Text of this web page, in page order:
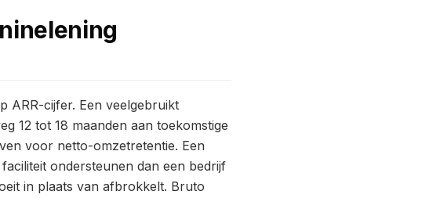
ARR-cijfer. Een veelgebruikt
12 tot 18 maanden aan toekomstige
voor netto-omzetretentie. Een
ondersteunen dan een bedrijf
in plaats van afbrokkelt. Bruto